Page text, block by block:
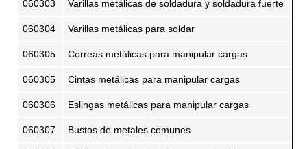
060303 Varillas metálicas de soldadura y soldadura fuerte
060304 Varillas metálicas para soldar
060305 Correas metálicas para manipular cargas
060305 Cintas metálicas para manipular cargas
060306 Eslingas metálicas para manipular cargas
060307 Bustos de metales comunes